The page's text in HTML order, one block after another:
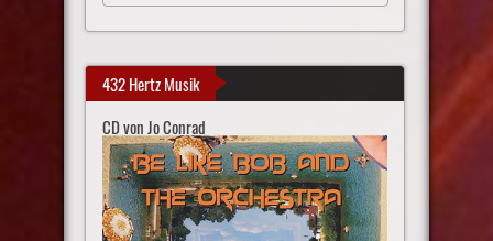
432 Hertz Musik
CD von Jo Conrad